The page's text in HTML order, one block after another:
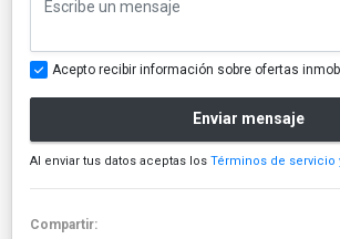
Acepto recibir información sobre ofertas
Enviar mensaje
Al enviar tus datos aceptas los Términos de servicio
Compartir: